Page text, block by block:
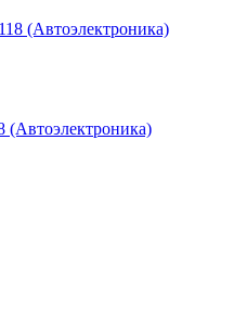
(Автоэлектроника)